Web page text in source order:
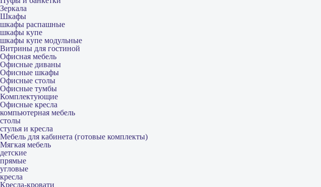
Зеркала
Шкафы
шкафы распашные
шкафы купе
шкафы купе модульные
Витрины для гостиной
Офисная мебель
Офисные диваны
Офисные шкафы
Офисные столы
Офисные тумбы
Комплектующие
Офисные кресла
компьютерная мебель
столы
стулья и кресла
Мебель для кабинета (готовые комплекты)
Мягкая мебель
детские
прямые
угловые
кресла
Кресла-кровати